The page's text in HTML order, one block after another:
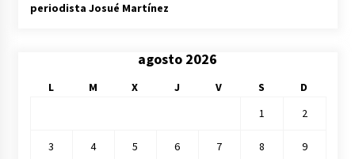
periodista Josué Martínez
agosto 2026
L M X J V S
D
1
2
3 4 5 6 7 8 9